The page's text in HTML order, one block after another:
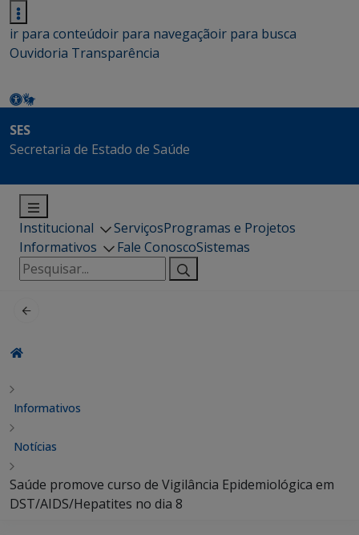
ir para conteúdoir para navegaçãoir para busca
Ouvidoria Transparência
SES
Secretaria de Estado de Saúde
Institucional ServiçosProgramas e Projetos
Informativos
Fale ConoscoSistemas
Pesquisar
por:
Informativos
Notícias
Saúde promove curso de Vigilância Epidemiológica em
DST/AIDS/Hepatites no dia 8